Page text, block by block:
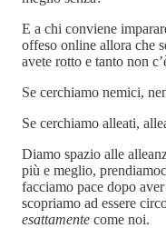
E a chi conviene
offeso online allora che
avete rotto e tanto non
Se cerchiamo nemici,
Se cerchiamo alleati,
Diamo spazio alle
più e meglio,
facciamo pace dopo
scopriamo ad essere
esattamente come noi.